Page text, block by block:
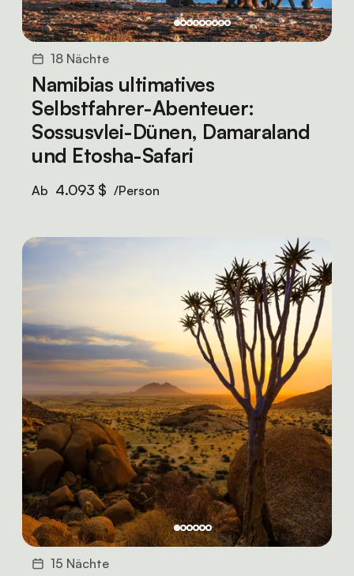
18 Nächte
Namibias ultimatives
Selbstfahrer-Abenteuer:
Sossusvlei-Dünen, Damaraland
und Etosha-Safari
Ab 4.093 $ /Person
15 Nächte